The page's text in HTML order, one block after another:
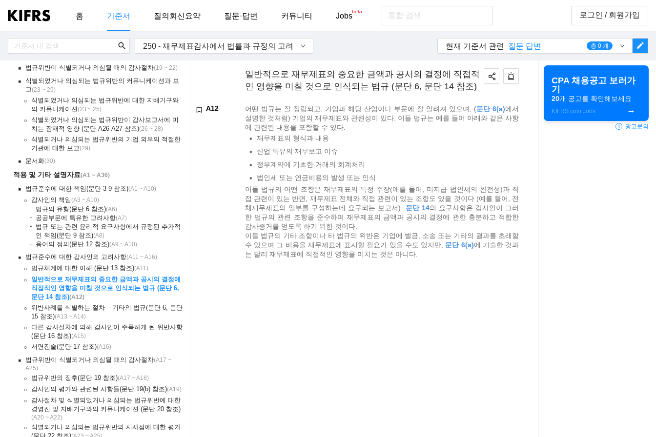
홈 기준서 질의회신요약 질문·답변 커뮤니티 Jobsbeta 로그인 / 회원가입
search 250 - 재무제표감사에서 법률과 규정의 고려 현재 기준서 관련 질문 답변 총 0 개 edit
목적(11)
요구사항
￭ 법규준수에 대한 감사인의 고려사항(13 ~ 18)
￭ 법규위반이 식별되거나 의심될 때의 감사절차(19 ~ 22)
￭
식별되었거나 의심되는 법규위반의 커뮤니케이션과 보
고(23 ~ 29)
￮
식별되었거나 의심되는 법규위반에 대한 지배기구와
의 커뮤니케이션 (23 ~ 25)
￮
식별되었거나 의심되는 법규위반이 감사보고서에 미
치는 잠재적 영향 (문단 A26-A27 참조)(26 ~ 28)
￮
식별되거나 의심되는 법규위반의 기업 외부의 적절한
기관에 대한 보고(29)
￭ 문서화(30)
적용 및 기타 설명자료(A1 ~ A36)
￭ 법규준수에 대한 책임(문단 3-9 참조)(A1 ~ A10)
￮ 감사인의 책임 (A3 ~ A10)
- 법규의 유형(문단 6 참조)(A6)
- 공공부문에 특유한 고려사항(A7)
- 법규 또는 관련 윤리적 요구사항에서 규정된 추가적
인 책임(문단 9 참조)(A8)
- 용어의 정의(문단 12 참조)(A9 ~ A10)
￭ 법규준수에 대한 감사인의 고려사항(A11 ~ A16)
￮ 법규체계에 대한 이해 (문단 13 참조)(A11)
￮
일반적으로 재무제표의 중요한 금액과 공시의 결정에
직접적인 영향을 미칠 것으로 인식되는 법규 (문단 6,
문단 14 참조)(A12)
￮
위반사례를 식별하는 절차 – 기타의 법규(문단 6, 문단
15 참조)(A13 ~ A14)
￮
다른 감사절차에 의해 감사인이 주목하게 된 위반사항
(문단 16 참조)(A15)
￮ 서면진술(문단 17 참조)(A16)
￭ 법규위반이 식별되거나 의심될 때의 감사절차(A17 ~
A25)
￮ 법규위반의 징후(문단 19 참조)(A17 ~ A18)
￮ 감사인의 평가와 관련된 사항들(문단 19(b) 참조)(A19)
￮
감사절차 및 식별되었거나 의심되는 법규위반에 대한
경영진 및 지배기구와의 커뮤니케이션 (문단 20 참조)
(A20 ~ A22)
￮
식별되거나 의심되는 법규위반의 시사점에 대한 평가
일반적으로 재무제표의 중요한 금액과 공시의 결정에 직접적
인 영향을 미칠 것으로 인식되는 법규 (문단 6, 문단 14 참조)
A12 어떤 법규는 잘 정립되고, 기업과 해당 산업이나 부문에 잘 알려져 있으며, (문단 6(a)에서
설명한 것처럼) 기업의 재무제표와 관련성이 있다. 이들 법규는 예를 들어 아래와 같은 사항
에 관련된 내용을 포함할 수 있다.
• 재무제표의 형식과 내용
• 산업 특유의 재무보고 이슈
• 정부계약에 기초한 거래의 회계처리
•
법인세 또는 연금비용의 발생 또는 인식
이들 법규의 어떤 조항은 재무제표의 특정 주장(예를 들어, 미지급 법인세의 완전성)과 직
접 관련이 있는 반면, 재무제표 전체와 직접 관련이 있는 조항도 있을 것이다 (예를 들어, 전
체재무제표의 일부를 구성하는데 요구되는 보고서). 문단 14의 요구사항은 감사인이 그러
한 법규의 관련 조항을 준수하여 재무제표의 금액과 공시의 결정에 관한 충분하고 적합한
감사증거를 얻도록 하기 위한 것이다.
이들 법규의 기타 조항이나 타 법규의 위반은 기업에 벌금, 소송 또는 기타의 결과를 초래할
수 있으며 그 비용을 재무제표에 표시할 필요가 있을 수도 있지만, 문단 6(a)에 기술한 것과
는 달리 재무제표에 직접적인 영향을 미치는 것은 아니다.
CPA 채용공고 보러가
기
20개 공고를 확인해보세요
KIFRS.com Jobs
i 광고문의